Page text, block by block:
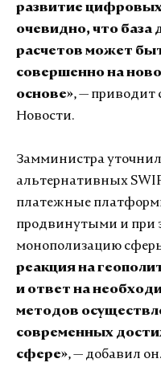
развитие
очевидно, что
расчетов может
совершенно на
основе», — приводит
Новости.
Замминистра
альтернативных
платежные
продвинутыми и при
монополизацию
реакция на
и ответ на
методов
современных
сфере», — добавил он.